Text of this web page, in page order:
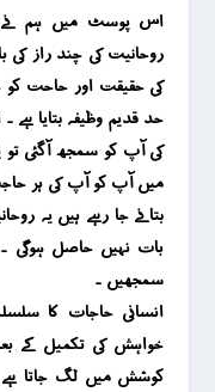
اس پوسٹ میں ہم
روحانیت کی چند راز کی
کی حقیقت اور حاحت کو
حد قدیم وظیفہ بتایا
کی آپ کو سمجھ آگئی تو
میں آپ کو آپ کی ہر
بتانے جا رہے ہیں یہ
بات نہیں حاصل ہوگی
سمجھیں ۔
انسانی حاجات کا
خواہش کی تکمیل کے
کوشش میں لگ جاتا